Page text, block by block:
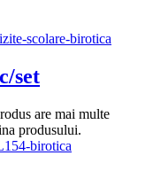
set
are mai multe
produsului.